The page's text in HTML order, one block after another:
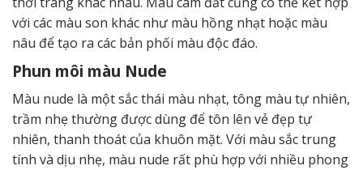
với các màu son khác như màu hồng nhạt hoặc màu
nâu để tạo ra các bản phối màu độc đáo.
Phun môi màu Nude
Màu nude là một sắc thái màu nhạt, tông màu tự nhiên,
trầm nhẹ thường được dùng để tôn lên vẻ đẹp tự
nhiên, thanh thoát của khuôn mặt. Với màu sắc trung
tính và dịu nhẹ, màu nude rất phù hợp với nhiều phong